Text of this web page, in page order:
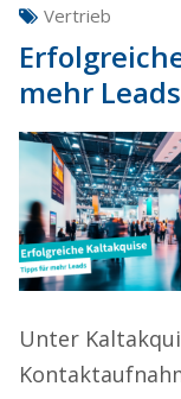
Vertrieb
mehr Leads
Unter